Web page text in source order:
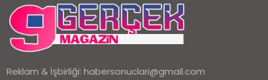
EKONOMI
Reklam & İşbirliği:habersonuclari@gmail.com